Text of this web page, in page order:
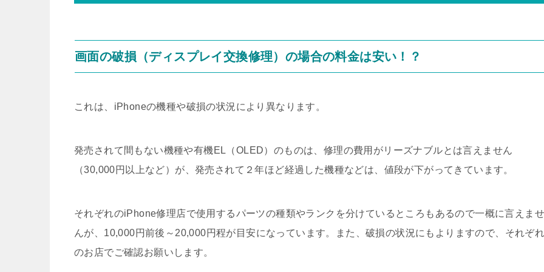
画面の破損（ディスプレイ交換修理）の場合の料金は安い！？
これは、iPhoneの機種や破損の状況により異なります。
発売されて間もない機種や有機EL（OLED）のものは、修理の費用がリーズナブルとは言えません
（30,000円以上など）が、発売されて２年ほど経過した機種などは、値段が下がってきています。
それぞれのiPhone修理店で使用するパーツの種類やランクを分けているところもあるので一概に言えませ
んが、10,000円前後～20,000円程が目安になっています。また、破損の状況にもよりますので、それぞ
のお店でご確認お願いします。